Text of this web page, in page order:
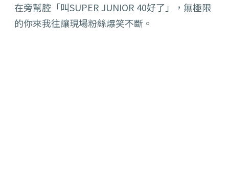
在旁幫腔「叫SUPER JUNIOR 40好了」，無極限
的你來我往讓現場粉絲爆笑不斷。